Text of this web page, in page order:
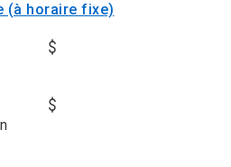
(à horaire fixe)